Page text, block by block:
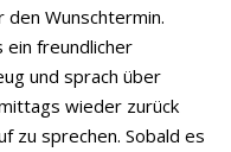
Wunschtermin.
ein freundlicher
und sprach über
wieder zurück
zu sprechen. Sobald es